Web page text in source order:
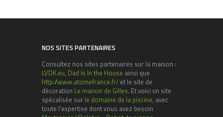
NOS SITES PARTENAIRES
Consultez nos sites partenaires sur la maison :
LVDK.eu, Dad Is In the House ainsi que
http://www.atomefrance.fr/ et le site de
décoration Le manoir de Gilles. Et voici un site
spécalisée sur le domaine de la piscine, avec
toute l'expertise dont vous avez besoin